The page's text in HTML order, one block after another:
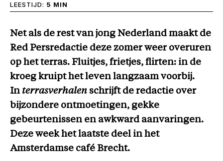
LEESTIJD: 5 MIN
Net als de rest van jong Nederland maakt de
Red Persredactie deze zomer weer overuren
op het terras. Fluitjes, frietjes, flirten: in de
kroeg kruipt het leven langzaam voorbij.
In terrasverhalen schrijft de redactie over
bijzondere ontmoetingen, gekke
gebeurtenissen en awkward aanvaringen.
Deze week het laatste deel in het
Amsterdamse café Brecht.